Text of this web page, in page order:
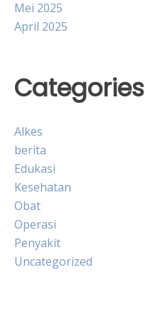
Mei 2025
April 2025
Categories
Alkes
berita
Edukasi
Kesehatan
Obat
Operasi
Penyakit
Uncategorized